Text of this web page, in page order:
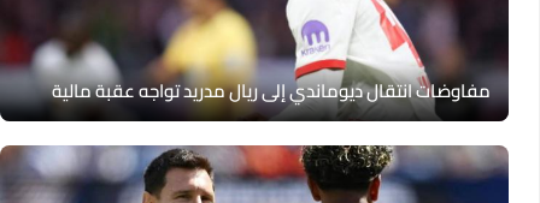
مفاوضات انتقال ديوماندي إلى ريال مدريد تواجه عقبة مالية